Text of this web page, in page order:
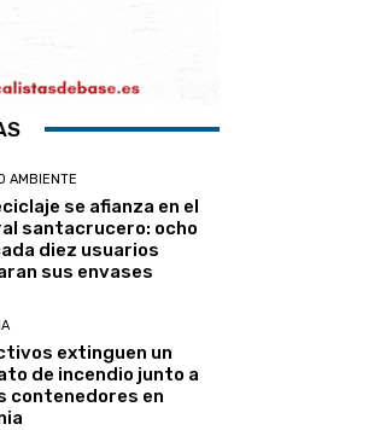
AMBIENTE
se afianza en el
santacrucero: ocho
diez usuarios
sus envases
extinguen un
de incendio junto a
contenedores en